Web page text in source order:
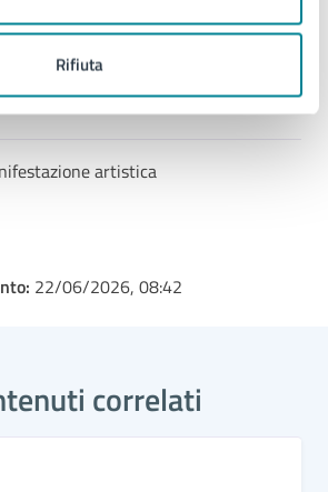
Rifiuta
artistica
22/06/2026, 08:42
correlati